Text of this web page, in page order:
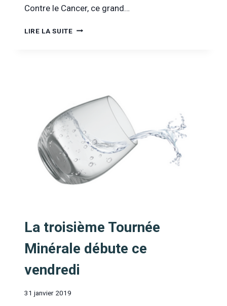
Contre le Cancer, ce grand…
LIRE LA SUITETOURNÉE
TOUJOURS
AUSSI
POPULAIRE
La troisième Tournée
Minérale débute ce
vendredi
31 janvier 2019